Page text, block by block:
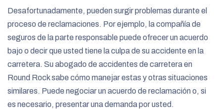
Desafortunadamente, pueden surgir problemas durante el
proceso de reclamaciones. Por ejemplo, la compañía de
seguros de la parte responsable puede ofrecer un acuerdo
bajo o decir que usted tiene la culpa de su accidente en la
carretera. Su abogado de accidentes de carretera en
Round Rock sabe cómo manejar estas y otras situaciones
similares. Puede negociar un acuerdo de reclamación o, si
es necesario, presentar una demanda por usted.